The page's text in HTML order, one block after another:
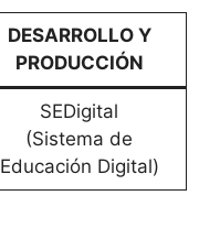
DESARROLLO Y
PRODUCCIÓN
SEDigital
(Sistema de
Educación Digital)